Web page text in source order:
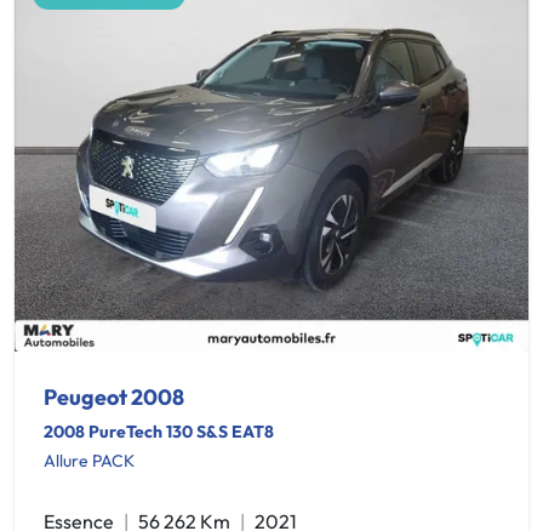
Peugeot 2008
2008 PureTech 130 S&S EAT8
Allure PACK
Essence 56 262 Km
2021